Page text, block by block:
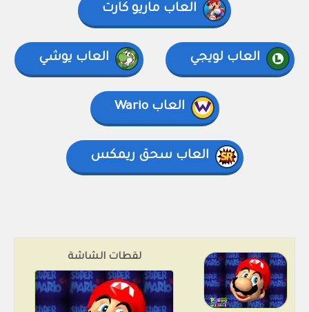
العاب ماريو كارت
العاب لويجي العاب يوشي
العاب Wario
العاب سحق ريمكس
لقطات الشاشة